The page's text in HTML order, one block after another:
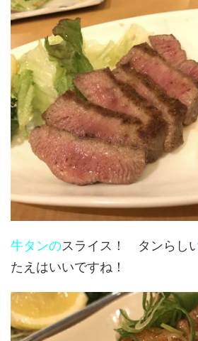
牛タンのスライス！ タンらし
たえはいいですね！